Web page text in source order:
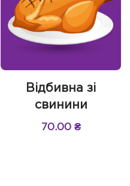
Відбивна зі
свинини
70.00 ₴